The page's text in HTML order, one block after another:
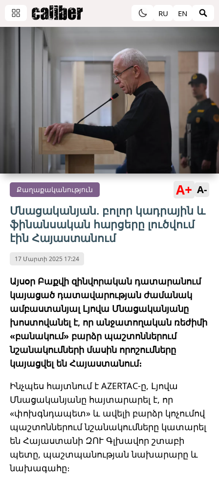
RU EN
Քաղաքականություն A+ A-
Մնացականյան. բոլոր կադրային և
ֆինանսական հարցերը լուծվում
էին Հայաստանում
17 Մարտի 2025 17:24
Այսօր Բաքվի զինվորական դատարանում
կայացած դատավարության ժամանակ
ամբաստանյալ Լյովա Մնացականյանը
խոստովանել է, որ անջատողական ռեժիմի
«բանակում» բարձր պաշտոններում
նշանակումների մասին որոշումները
կայացվել են Հայաստանում։
Ինչպես հայտնում է AZERTAC-ը, Լյովա
Մնացականյանը հայտարարել է, որ
«փոխգնդապետ» և ավելի բարձր կոչումով
պաշտոններում նշանակումները կատարել
են Հայաստանի ԶՈՒ Գլխավոր շտաբի
պետը, պաշտպանության նախարարը և
նախագահը։